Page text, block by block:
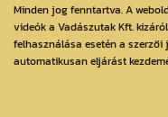
Minden jog fenntartva. A
videók a Vadászutak Kft.
felhasználása esetén a
automatikusan eljárást